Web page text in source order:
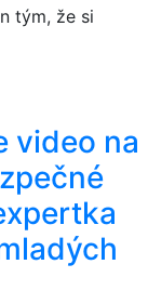
tým, že si
video na